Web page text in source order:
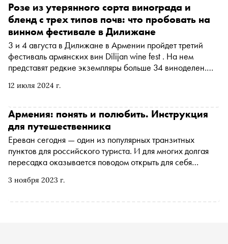
12 июля 2024 г.
Розе из утерянного сорта винограда и
бленд с трех типов почв: что пробовать на
винном фестивале в Дилижане
3 и 4 августа в Дилижане в Армении пройдет третий
фестиваль армянских вин Dilijan wine fest . На нем
представят редкие экземпляры больше 34 виноделен.
фестиваля, большинство из которых еще не попали в
3 ноября 2023 г.
Армения: понять и полюбить. Инструкция
для путешественника
Ереван сегодня — один из популярных транзитных
пунктов для российского туриста. И для многих долгая
пересадка оказывается поводом открыть для себя
стране и что посмотреть за пределами столицы